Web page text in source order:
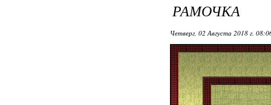
РАМОЧКА
Четверг, 02 Августа 2018 г.